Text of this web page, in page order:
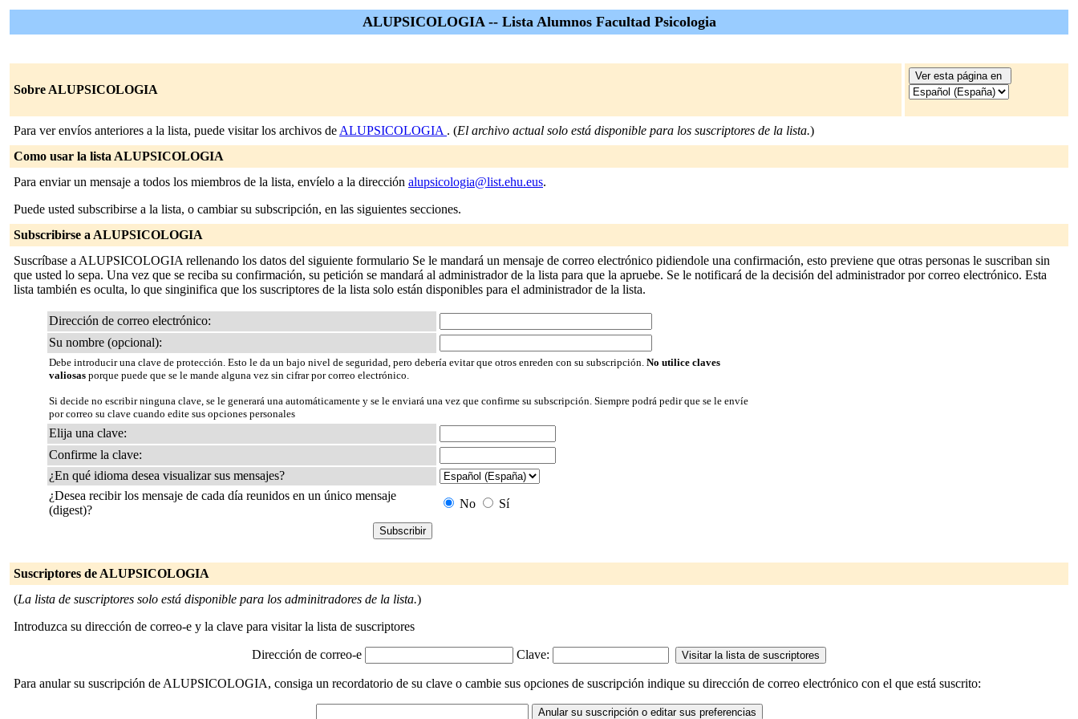
ALUPSICOLOGIA -- Lista Alumnos Facultad Psicologia
Sobre ALUPSICOLOGIA
Para ver envíos anteriores a la lista, puede visitar los archivos de ALUPSICOLOGIA . (El archivo actual solo está disponible para los suscriptores de la lista.)
Como usar la lista ALUPSICOLOGIA
Para enviar un mensaje a todos los miembros de la lista, envíelo a la dirección alupsicologia@list.ehu.eus.
Puede usted subscribirse a la lista, o cambiar su subscripción, en las siguientes secciones.
Subscribirse a ALUPSICOLOGIA
Suscríbase a ALUPSICOLOGIA rellenando los datos del siguiente formulario Se le mandará un mensaje de correo electrónico pidiendole una confirmación, esto previene que otras personas le suscriban sin
que usted lo sepa. Una vez que se reciba su confirmación, su petición se mandará al administrador de la lista para que la apruebe. Se le notificará de la decisión del administrador por correo electrónico. Esta
lista también es oculta, lo que singinifica que los suscriptores de la lista solo están disponibles para el administrador de la lista.
Dirección de correo electrónico:
Su nombre (opcional):
Debe introducir una clave de protección. Esto le da un bajo nivel de seguridad, pero debería evitar que otros enreden con su subscripción. No utilice claves
valiosas porque puede que se le mande alguna vez sin cifrar por correo electrónico.
Si decide no escribir ninguna clave, se le generará una automáticamente y se le enviará una vez que confirme su subscripción. Siempre podrá pedir que se le envíe
por correo su clave cuando edite sus opciones personales
Elija una clave:
Confirme la clave:
¿En qué idioma desea visualizar sus mensajes?
¿Desea recibir los mensaje de cada día reunidos en un único mensaje
(digest)?
No Sí
Suscriptores de ALUPSICOLOGIA
(La lista de suscriptores solo está disponible para los adminitradores de la lista.)
Introduzca su dirección de correo-e y la clave para visitar la lista de suscriptores
Dirección de correo-e Clave:
Para anular su suscripción de ALUPSICOLOGIA, consiga un recordatorio de su clave o cambie sus opciones de suscripción indique su dirección de correo electrónico con el que está suscrito: